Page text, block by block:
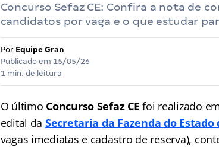
Concurso Sefaz CE: Confira a nota de
candidatos por vaga e o que estudar
Por Equipe Gran
Publicado em 15/05/26
1 min. de leitura
O último Concurso Sefaz CE foi realizado
edital da Secretaria da Fazenda do Estado
vagas imediatas e cadastro de reserva),